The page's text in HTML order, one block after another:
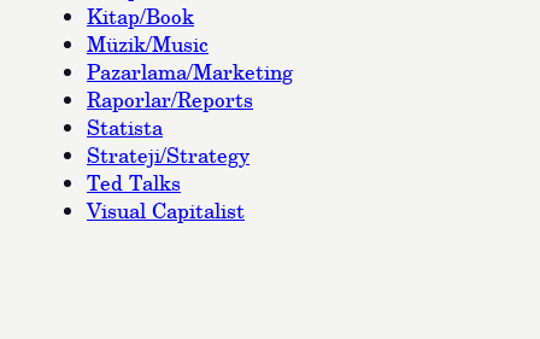
Kitap/Book
Müzik/Music
Pazarlama/Marketing
Raporlar/Reports
Statista
Strateji/Strategy
Ted Talks
Visual Capitalist